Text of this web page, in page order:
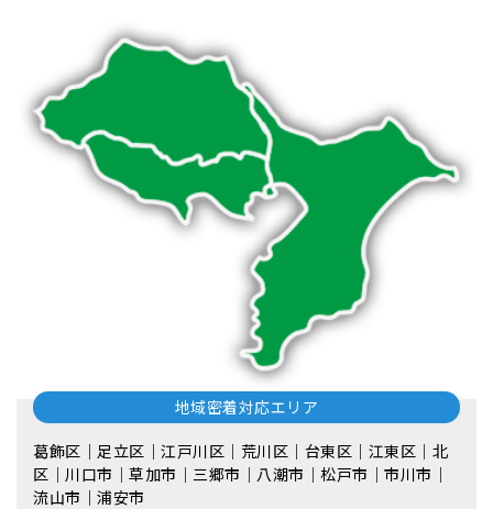
地域密着対応エリア
葛飾区｜足立区｜江戸川区｜荒川区｜台東区｜江東区｜北
区｜川口市｜草加市｜三郷市｜八潮市｜松⼾市｜市川市｜
流⼭市｜浦安市